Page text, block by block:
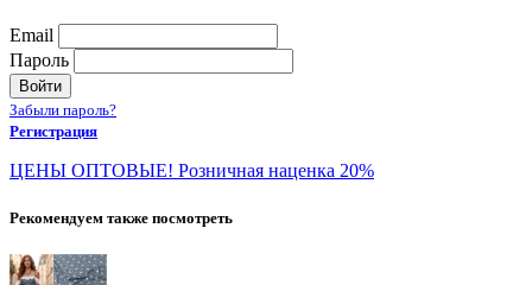
Email
Пароль
Войти
Забыли пароль?
Регистрация
ЦЕНЫ ОПТОВЫЕ! Розничная наценка 20%
Рекомендуем также посмотреть